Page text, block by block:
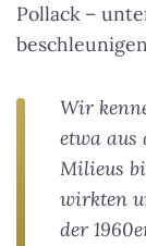
Pollack –
Wir
etwa aus
Milieus
wirkten
der